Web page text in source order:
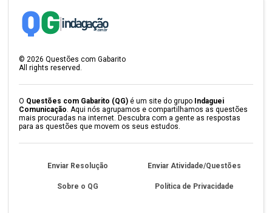
© 2026 Questões com Gabarito
All rights reserved.
O Questões com Gabarito (QG) é um site do grupo Indaguei
Comunicação . Aqui nós agrupamos e compartilhamos as questões
mais procuradas na internet. Descubra com a gente as respostas
para as questões que movem os seus estudos.
Enviar Resolução Enviar Atividade/Questões
Sobre o QG Política de Privacidade